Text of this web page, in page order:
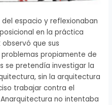
espacio y reflexionaban
en la práctica
que sus
propiamente de
se pretendía investigar la
sin la arquitectura
trabajar contra el
no intentaba